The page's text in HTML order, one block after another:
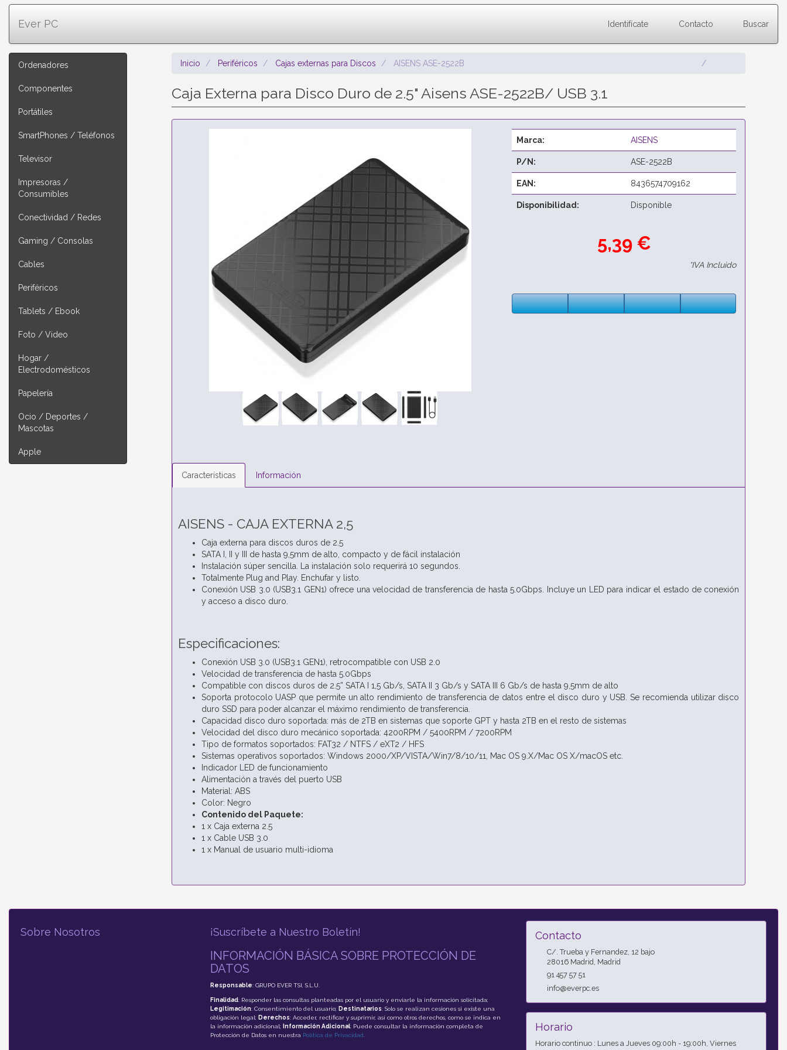
Ever PC Identifícate Contacto Buscar
Ordenadores
Componentes
Portátiles
SmartPhones / Teléfonos
Televisor
Impresoras /
Consumibles
Conectividad / Redes
Gaming / Consolas
Cables
Periféricos
Tablets / Ebook
Foto / Video
Hogar /
Electrodomésticos
Papelería
Ocio / Deportes /
Mascotas
Apple
Inicio Periféricos Cajas externas para Discos AISENS ASE-2522B
Caja Externa para Disco Duro de 2.5" Aisens ASE-2522B/ USB 3.1
Marca: AISENS
P/N: ASE-2522B
EAN: 8436574709162
Disponibilidad: Disponible
5,39 €
*IVA Incluido
Características Información
AISENS - CAJA EXTERNA 2,5
Caja externa para discos duros de 2.5
SATA I, II y III de hasta 9,5mm de alto, compacto y de fácil instalación
Instalación súper sencilla. La instalación solo requerirá 10 segundos.
Totalmente Plug and Play. Enchufar y listo.
Conexión USB 3.0 (USB3.1 GEN1) ofrece una velocidad de transferencia de hasta 5.0Gbps. Incluye un LED para indicar el estado de conexión
y acceso a disco duro.
Especificaciones:
Conexión USB 3.0 (USB3.1 GEN1), retrocompatible con USB 2.0
Velocidad de transferencia de hasta 5.0Gbps
Compatible con discos duros de 2.5” SATA I 1,5 Gb/s, SATA II 3 Gb/s y SATA III 6 Gb/s de hasta 9,5mm de alto
Soporta protocolo UASP que permite un alto rendimiento de transferencia de datos entre el disco duro y USB. Se recomienda utilizar disco
duro SSD para poder alcanzar el máximo rendimiento de transferencia.
Capacidad disco duro soportada: más de 2TB en sistemas que soporte GPT y hasta 2TB en el resto de sistemas
Velocidad del disco duro mecánico soportada: 4200RPM / 5400RPM / 7200RPM
Tipo de formatos soportados: FAT32 / NTFS / eXT2 / HFS
Sistemas operativos soportados: Windows 2000/XP/VISTA/Win7/8/10/11, Mac OS 9.X/Mac OS X/macOS etc.
Indicador LED de funcionamiento
Alimentación a través del puerto USB
Material: ABS
Color: Negro
Contenido del Paquete:
1 x Caja externa 2.5
1 x Cable USB 3.0
1 x Manual de usuario multi-idioma
Sobre Nosotros ¡Suscríbete a Nuestro Boletín!
INFORMACIÓN BÁSICA SOBRE PROTECCIÓN DE
DATOS
Responsable: GRUPO EVER TSI, S.L.U.
Finalidad: Responder las consultas planteadas por el usuario y enviarle la información solicitada;
Legitimación: Consentimiento del usuario; Destinatarios: Solo se realizan cesiones si existe una
obligación legal; Derechos: Acceder, rectificar y suprimir, así como otros derechos, como se indica en
la información adicional;
Información Adicional: Puede consultar la información completa de
Protección de Datos en nuestra Política de Privacidad.
Contacto
C/. Trueba y Fernandez, 12 bajo
28016 Madrid, Madrid
91 457 57 51
info@everpc.es
Horario
Horario continuo : Lunes a Jueves 09:00h - 19:00h, Viernes